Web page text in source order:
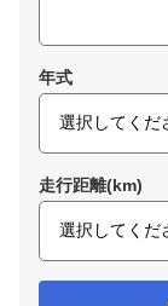
年式
走行距離(km)